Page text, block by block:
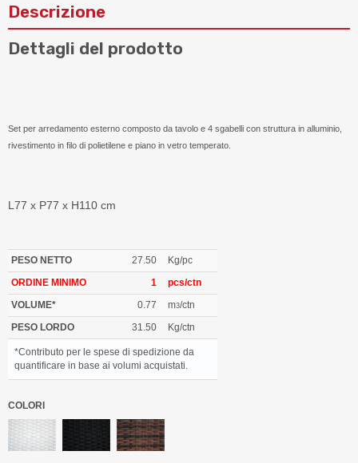
Descrizione
Dettagli del prodotto
Set per arredamento esterno composto da tavolo e 4 sgabelli con struttura in alluminio,
rivestimento in filo di polietilene e piano in vetro temperato.
L77 x P77 x H110 cm
*Contributo per le spese di spedizione da
quantificare in base ai volumi acquistati.
PESO NETTO 27.50
Kg/pc
ORDINE MINIMO
1
pcs/ctn
VOLUME*
0.77 m3/ctn
PESO LORDO
31.50 Kg/ctn
COLORI